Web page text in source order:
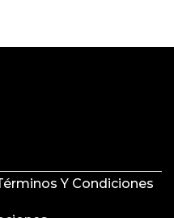
Y Condiciones